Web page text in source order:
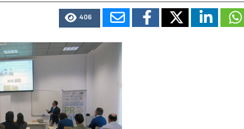
406